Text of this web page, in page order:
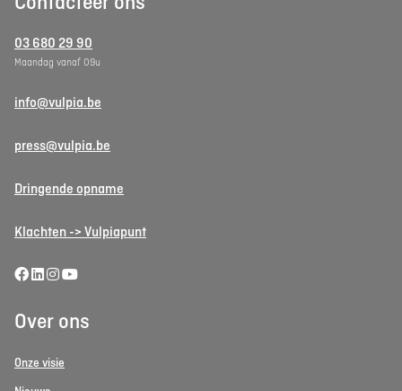
03 680 29 90
Maandag vanaf 09u
info@vulpia.be
press@vulpia.be
Dringende opname
Klachten -> Vulpiapunt
Over ons
Onze visie